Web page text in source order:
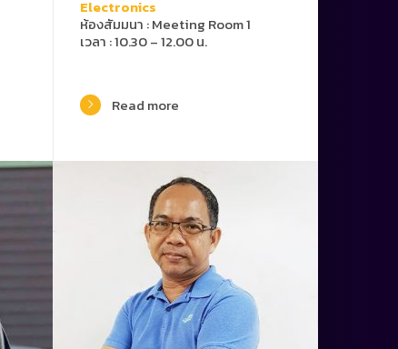
Electronics
ห้องสัมมนา : Meeting Room 1
เวลา : 10.30 – 12.00 น.
Read more